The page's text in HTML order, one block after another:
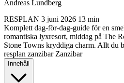
Andreas Lundberg
RESPLAN 3 juni 2026 13 min
Komplett dag-för-dag-guide för en
romantiska lyxresort, middag på The
Stone Towns kryddiga charm. Allt du
resplan zanzibar Zanzibar
Innehåll